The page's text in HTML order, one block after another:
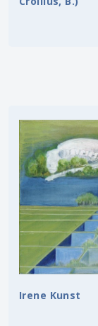
Irene Kunst